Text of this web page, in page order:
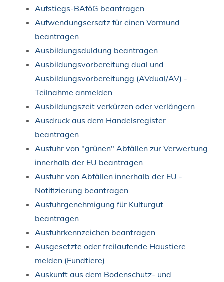
Aufstiegs-BAföG beantragen
Aufwendungsersatz für einen Vormund
beantragen
Ausbildungsduldung beantragen
Ausbildungsvorbereitung dual und
Ausbildungsvorbereitungg (AVdual/AV) -
Teilnahme anmelden
Ausbildungszeit verkürzen oder verlängern
Ausdruck aus dem Handelsregister
beantragen
Ausfuhr von "grünen" Abfällen zur Verwertung
innerhalb der EU beantragen
Ausfuhr von Abfällen innerhalb der EU -
Notifizierung beantragen
Ausfuhrgenehmigung für Kulturgut
beantragen
Ausfuhrkennzeichen beantragen
Ausgesetzte oder freilaufende Haustiere
melden (Fundtiere)
Auskunft aus dem Bodenschutz- und